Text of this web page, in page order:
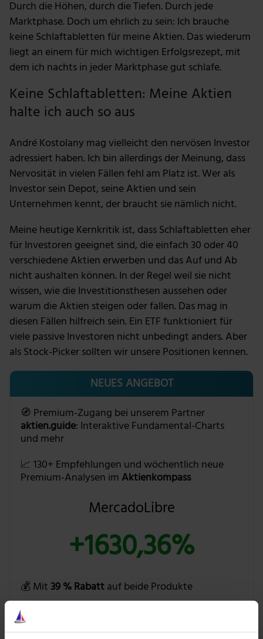
Durch die Höhen, durch die Tiefen. Durch jede
Marktphase. Doch um ehrlich zu sein: Ich brauche
keine Schlaftabletten für meine Aktien. Das wiederum
liegt an einem für mich wichtigen Erfolgsrezept, mit
dem ich nachts in jeder Marktphase gut schlafe.
Keine Schlaftabletten: Meine Aktien
halte ich auch so aus
André Kostolany mag vielleicht den nervösen Investor
adressiert haben. Ich bin allerdings der Meinung, dass
Nervosität in vielen Fällen fehl am Platz ist. Wer als
Investor sein Depot, seine Aktien und sein
Unternehmen kennt, der braucht sie nämlich nicht.
Meine heutige Kernkritik ist, dass Schlaftabletten eher
für Investoren geeignet sind, die einfach 30 oder 40
verschiedene Aktien erwerben und das Auf und Ab
nicht aushalten können. In der Regel weil sie nicht
wissen, wie die Investitionsthesen aussehen oder
warum die Aktien steigen oder fallen. Das mag in
diesen Fällen hilfreich sein. Ein ETF funktioniert für
viele passive Investoren nicht unbedingt anders. Aber
als Stock-Picker sollten wir unsere Positionen kennen.
NEUES ANGEBOT
🧭 Premium-Zugang bei unserem Partner
aktien.guide: Interaktive Fundamental-Charts
und mehr
📈 130+ Empfehlungen und wöchentlich neue
Premium-Analysen im Aktienkompass
MercadoLibre
+1630,36%
💰 Mit 39 % Rabattauf beide Produkte